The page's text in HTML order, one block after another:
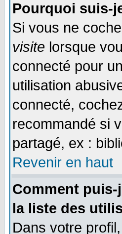
Pourquoi suis-
Si vous ne
visite lorsque
connecté pour
utilisation
connecté,
recommandé si
partagé, ex :
Revenir en haut
Comment
la liste des
Dans votre